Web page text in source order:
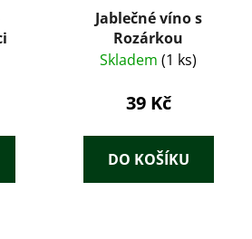
Jablečné víno s
Rozárkou
Skladem (1 ks)
39 Kč
DO KOŠÍKU